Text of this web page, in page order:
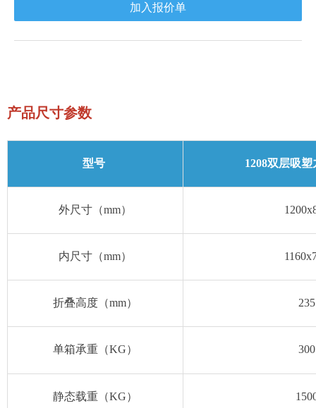
加入报价单
产品尺寸参数
型号 1208双层吸
外尺寸（mm）
内尺寸（mm）
折叠高度（mm） 235
单箱承重（KG） 300
静态载重（KG）